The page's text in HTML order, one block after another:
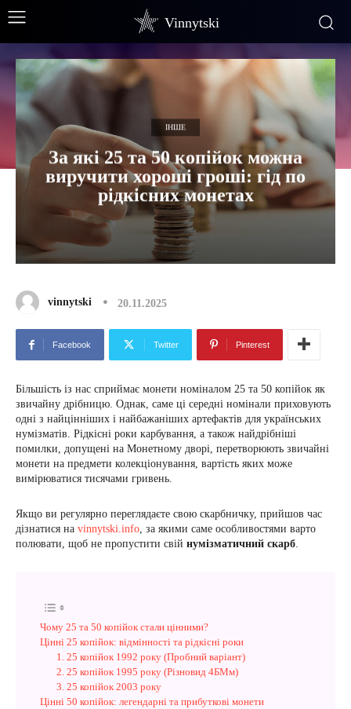
Vinnytski
ІНШЕ
За які 25 та 50 копійок можна
виручити хороші гроші: гід по
рідкісних монетах
vinnytski 20.11.2025
Facebook Twitter Pinterest
Більшість із нас сприймає монети номіналом 25 та 50 копійок як
звичайну дрібницю. Однак, саме ці середні номінали приховують
одні з найцінніших і найбажаніших артефактів для українських
нумізматів. Рідкісні роки карбування, а також найдрібніші
помилки, допущені на Монетному дворі, перетворюють звичайні
монети на предмети колекціонування, вартість яких може
вимірюватися тисячами гривень.
Якщо ви регулярно переглядаєте свою скарбничку, прийшов час
дізнатися на vinnytski.info, за якими саме особливостями варто
полювати, щоб не пропустити свій нумізматичний скарб.
Чому 25 та 50 копійок стали цінними?
Цінні 25 копійок: відмінності та рідкісні роки
1. 25 копійок 1992 року (Пробний варіант)
2. 25 копійок 1995 року (Різновид 4БМм)
3. 25 копійок 2003 року
Цінні 50 копійок: легендарні та прибуткові монети